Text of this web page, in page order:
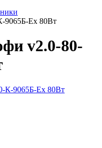
9065Б-Ex 80Вт
v2.0-80-